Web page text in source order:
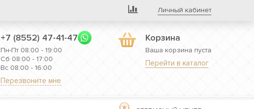
Личный кабинет
Корзина
Ваша корзина пуста
Перейти в каталог
+7 (8552) 47-41-47
Пн-Пт 08:00 - 19:00
Сб 08:00 - 17:00
Вс 08:00 - 16:00
Перезвоните мне